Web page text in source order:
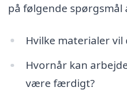
på følgende spørgsmål
Hvilke materialer vil
Hvornår kan
være færdigt?